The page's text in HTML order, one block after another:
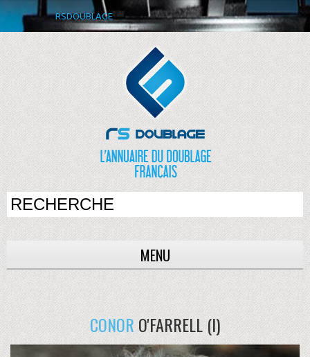
RSDOUBLAGE
MENU
CONORO'FARRELL (I)